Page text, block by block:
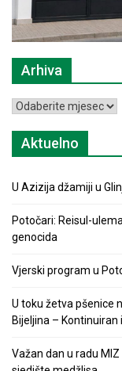
Arhiva
Arhiva
Aktuelno
U Azizija džamiji u
Potočari: Reisul-
genocida
Vjerski program u
U toku žetva pšenice
Bijeljina –
Važan dan u radu